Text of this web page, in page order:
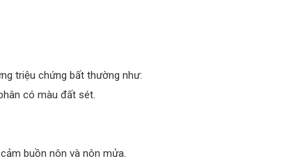
triệu chứng bất thường như:
có màu đất sét.
buồn nôn và nôn mửa.